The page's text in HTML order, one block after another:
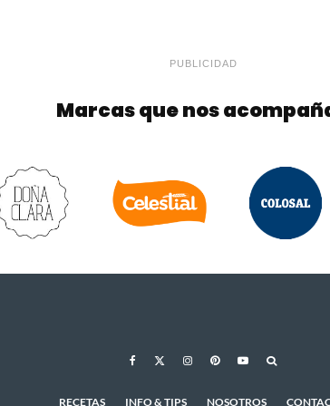
PUBLICIDAD
Marcas que nos
RECETAS INFO & TIPS NOSOTROS